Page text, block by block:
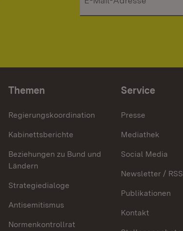
Themen
Regierungskoordination
Kabinettsberichte
Beziehungen zu Bund und
Ländern
Strategiedialoge
Antisemitismus
Normenkontrollrat
Service
Presse
Mediathek
Social Media
Newsletter / RSS
Publikationen
Kontakt